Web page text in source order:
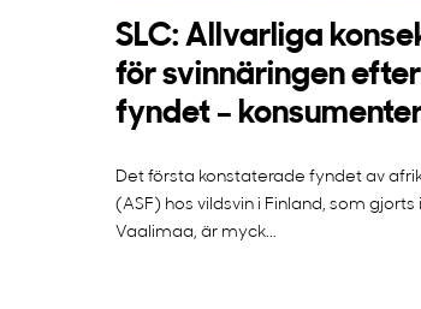
SLC: Allvarliga
för svinnäringen
fyndet –
Det första konstaterade fyndet av
(ASF) hos vildsvin i Finland, som gjorts
Vaalimaa, är myck...